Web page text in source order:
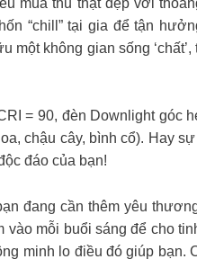
“chill” tại gia để tận
không gian sống
= 90, đèn Downlight góc
chậu cây, bình cổ). Hay
đáo của bạn!
đang cần thêm yêu
mỗi buổi sáng để cho
minh lo điều đó giúp